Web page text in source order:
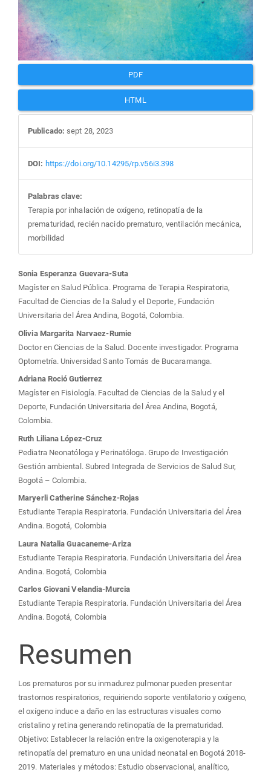
PDF
HTML
Publicado: sept 28, 2023
DOI: https://doi.org/10.14295/rp.v56i3.398
Palabras clave:
Terapia por inhalación de oxígeno, retinopatía de la
prematuridad, recién nacido prematuro, ventilación mecánica,
morbilidad
Contenido
principal
del
artículo
Sonia Esperanza Guevara-Suta
Magíster en Salud Pública. Programa de Terapia Respiratoria,
Facultad de Ciencias de la Salud y el Deporte, Fundación
Universitaria del Área Andina, Bogotá, Colombia.
Olivia Margarita Narvaez-Rumie
Doctor en Ciencias de la Salud. Docente investigador. Programa
Optometría. Universidad Santo Tomás de Bucaramanga.
Adriana Roció Gutierrez
Magíster en Fisiología. Facultad de Ciencias de la Salud y el
Deporte, Fundación Universitaria del Área Andina, Bogotá,
Colombia.
Ruth Liliana López-Cruz
Pediatra Neonatóloga y Perinatóloga. Grupo de Investigación
Gestión ambiental. Subred Integrada de Servicios de Salud Sur,
Bogotá – Colombia.
Maryerli Catherine Sánchez-Rojas
Estudiante Terapia Respiratoria. Fundación Universitaria del Área
Andina. Bogotá, Colombia
Laura Natalia Guacaneme-Ariza
Estudiante Terapia Respiratoria. Fundación Universitaria del Área
Andina. Bogotá, Colombia
Carlos Giovani Velandia-Murcia
Estudiante Terapia Respiratoria. Fundación Universitaria del Área
Andina. Bogotá, Colombia
Resumen
Los prematuros por su inmadurez pulmonar pueden presentar
trastornos respiratorios, requiriendo soporte ventilatorio y oxígeno,
el oxígeno induce a daño en las estructuras visuales como
cristalino y retina generando retinopatía de la prematuridad.
Objetivo: Establecer la relación entre la oxigenoterapia y la
retinopatía del prematuro en una unidad neonatal en Bogotá 2018-
2019. Materiales y métodos: Estudio observacional, analítico,